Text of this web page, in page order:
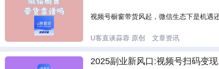
视频号橱窗带货风起，微信生态下是机遇
U客直谈蒜蓉 原创 文章资讯
2025副业新风口:视频号扫码变